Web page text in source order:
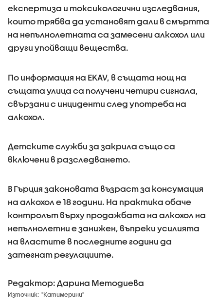
експертиза и токсикологични изследвания,
които трябва да установят дали в смъртта
на непълнолетната са замесени алкохол или
други упойващи вещества.
По информация на EKAV, в същата нощ на
същата улица са получени четири сигнала,
свързани с инциденти след употреба на
алкохол.
Детските служби за закрила също са
включени в разследването.
В Гърция законовата възраст за консумация
на алкохол е 18 години. На практика обаче
контролът върху продажбата на алкохол на
непълнолетни е занижен, въпреки усилията
на властите в последните години да
затегнат регулациите.
Редактор: Дарина Методиева
Източник: "Катимерини"